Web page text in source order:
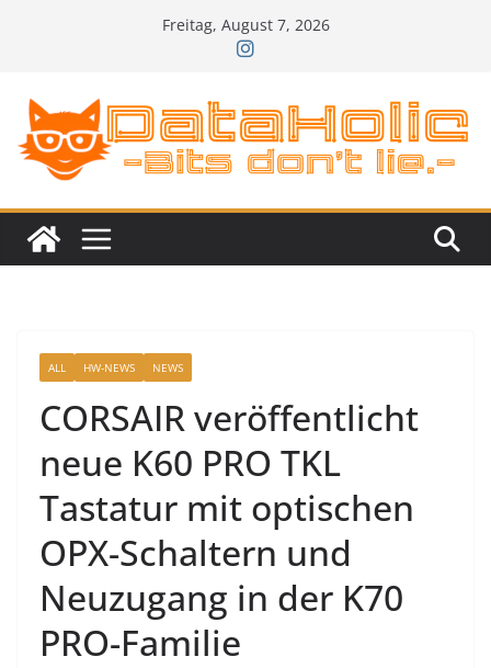
Freitag, August 7, 2026
ALL HW-NEWS NEWS
CORSAIR veröffentlicht
neue K60 PRO TKL
Tastatur mit optischen
OPX-Schaltern und
Neuzugang in der K70
PRO-Familie